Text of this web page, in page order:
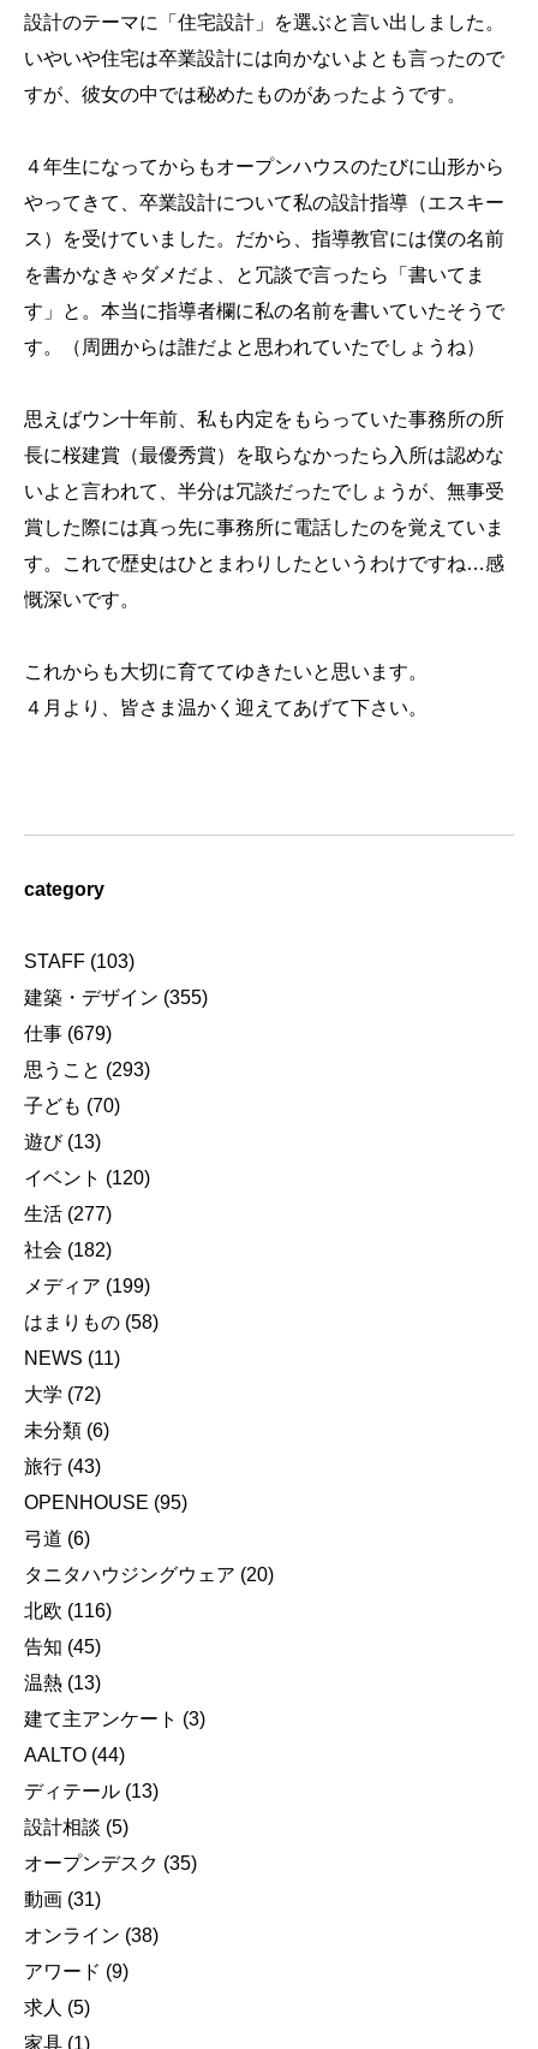
設計のテーマに「住宅設計」を選ぶと言い出しました。
いやいや住宅は卒業設計には向かないよとも言ったので
すが、彼女の中では秘めたものがあったようです。
４年生になってからもオープンハウスのたびに山形から
やってきて、卒業設計について私の設計指導（エスキー
ス）を受けていました。だから、指導教官には僕の名前
を書かなきゃダメだよ、と冗談で言ったら「書いてま
す」と。本当に指導者欄に私の名前を書いていたそうで
す。（周囲からは誰だよと思われていたでしょうね）
思えばウン十年前、私も内定をもらっていた事務所の所
長に桜建賞（最優秀賞）を取らなかったら入所は認めな
いよと言われて、半分は冗談だったでしょうが、無事受
賞した際には真っ先に事務所に電話したのを覚えていま
す。これで歴史はひとまわりしたというわけですね…感
慨深いです。
これからも大切に育ててゆきたいと思います。
４月より、皆さま温かく迎えてあげて下さい。
category
STAFF (103)
建築・デザイン (355)
仕事 (679)
思うこと (293)
子ども (70)
遊び(13)
イベント (120)
生活 (277)
社会 (182)
メディア (199)
はまりもの (58)
NEWS (11)
大学 (72)
未分類 (6)
旅行 (43)
OPENHOUSE (95)
弓道 (6)
タニタハウジングウェア (20)
北欧 (116)
告知 (45)
温熱 (13)
建て主アンケート (3)
AALTO (44)
ディテール (13)
設計相談 (5)
オープンデスク (35)
動画 (31)
オンライン (38)
アワード (9)
求人 (5)
家具 (1)